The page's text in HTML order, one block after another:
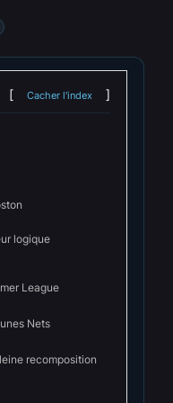
Cacher l'index
logique
League
Nets
recomposition